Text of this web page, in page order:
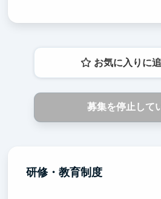
お気に入りに
募集を停止して
研修・教育制度